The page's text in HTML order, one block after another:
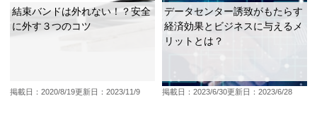
結束バンドは外れない！？安全
に外す３つのコツ
掲載日：2020/8/19更新日：2023/11/9
データセンター誘致がもたらす
経済効果とビジネスに与えるメ
リットとは？
掲載日：2023/6/30更新日：2023/6/28